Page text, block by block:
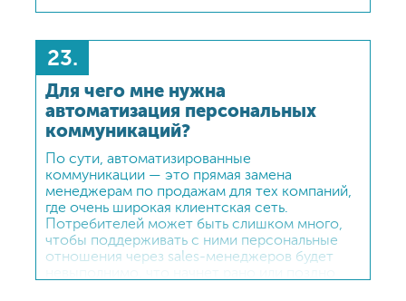
23.
Для чего мне нужна
автоматизация персональных
коммуникаций?
По сути, автоматизированные
коммуникации — это прямая замена
менеджерам по продажам для тех компаний,
где очень широкая клиентская сеть.
Потребителей может быть слишком много,
чтобы поддерживать с ними персональные
отношения через sales-менеджеров будет